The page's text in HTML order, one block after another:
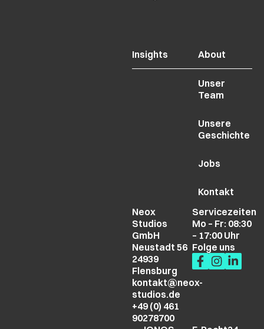
Insights About
Unser
Team
Unsere
Geschichte
Jobs
Kontakt
Neox
Studios
GmbH
Neustadt 56
24939
Flensburg
kontakt@neox-
studios.de
+49 (0) 461
90278700
Servicezeiten
Mo – Fr: 08:30
– 17:00 Uhr
Folge uns